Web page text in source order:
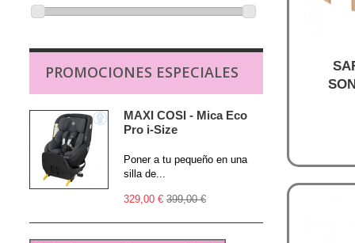
PROMOCIONES ESPECIALES
MAXI COSI - Mica Eco
Pro i-Size
Poner a tu pequeño en una
silla de...
329,00 € 399,00 €